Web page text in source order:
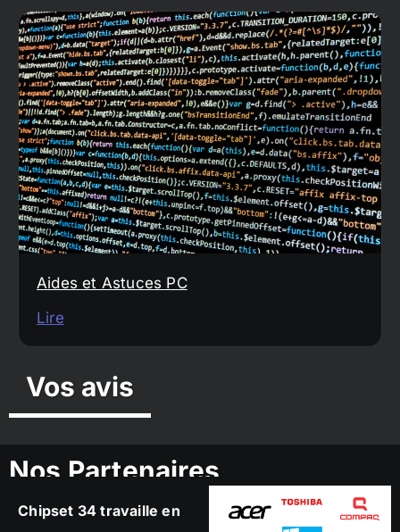
Aides et Astuces PC
Lire
Vos avis
Nos Partenaires
Chipset 34 travaille en